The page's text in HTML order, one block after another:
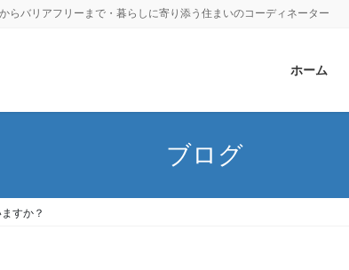
らバリアフリーまで・暮らしに寄り添う住まいのコーディネーター
ホーム
ブログ
すか？